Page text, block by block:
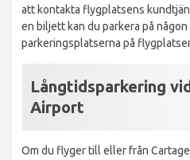
att kontakta flygplatsens
en biljett kan du parkera på
parkeringsplatserna på
Långtidsparkering
Airport
Om du flyger till eller från